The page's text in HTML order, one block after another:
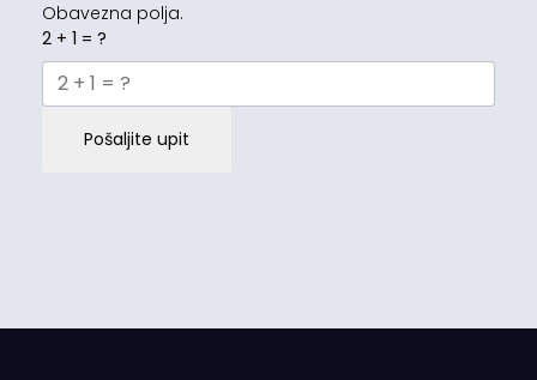
Obavezna polja.
2 + 1 = ?
Pošaljite upit